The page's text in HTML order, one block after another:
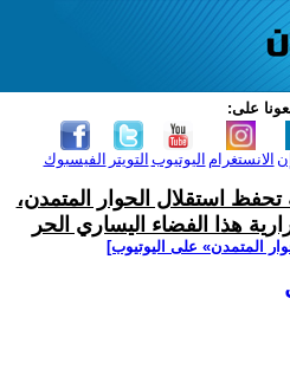
على:
الفيسبوك التويتر اليوتيوب الانستغرام
تحفظ استقلال الحوار المتمدن،
هذا الفضاء اليساري الحر
المتمدن» على اليوتيوب]